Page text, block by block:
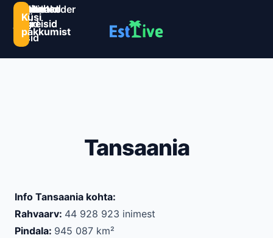
Sihtkohad
reisid
Estlive
ringreisid
Goa
reisid
Premio
ringreisid
Reisikalender
Järelmaks
Kontaktid
Küsi
pakkumist
Tansaania
Info Tansaania kohta:
Rahvaarv: 44 928 923 inimest
Pindala: 945 087 km²